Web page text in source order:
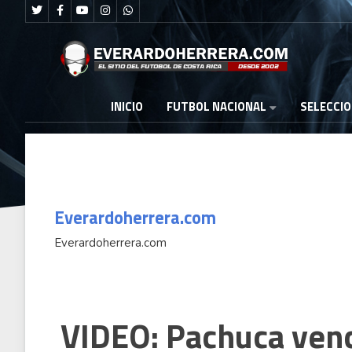
INICIO FUTBOL NACIONAL
bronce en los Juegos
Everardoherrera.com
Everardoherrera.com
VIDEO: Pachuca